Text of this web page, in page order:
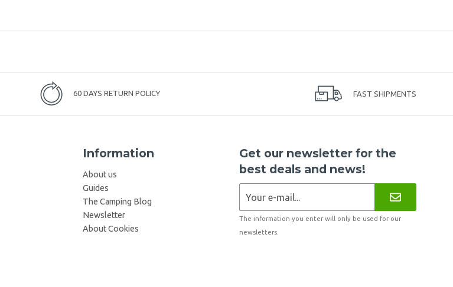
60 DAYS RETURN POLICY FAST SHIPMENTS
Information
About us
Guides
The Camping Blog
Newsletter
About Cookies
Get our newsletter for the
best deals and news!
The information you enter will only be used for our
newsletters.